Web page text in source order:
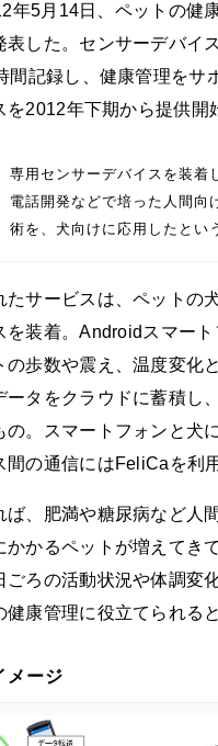
年5月14日、ペットの健
表した。センサーデバイ
間記録し、健康管理をサ
を2012年下期から提供開
専用センサーデバイスを装着
電話開発などで培った人間向
術を、犬向けに応用したとい
たサービスは、ペットの
を装着。Androidスマー
の歩数や震え、温度変化
ータをクラウドに蓄積し
の。スマートフォンと犬
間の通信にはFeliCaを利
ば、肥満や糖尿病など人
かかるペットが増えてき
ごろの活動状況や体調変
健康管理に役立てられる
メージ